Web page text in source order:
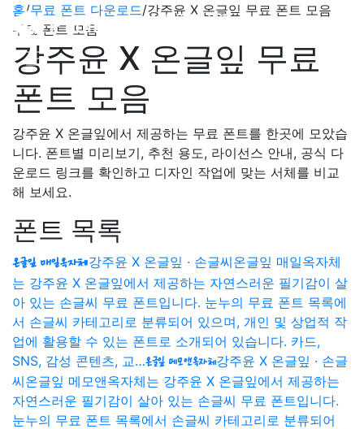
홈/무료 폰트 다운로드/강주윤 X 온글잎 무료 폰트 모음
무료 폰트 모음
강주윤 X 온글잎 무료
폰트 모음
강주윤 X 온글잎에서 제공하는 무료 폰트를 한곳에 모았습
니다. 폰트별 미리보기, 추천 용도, 라이선스 안내, 공식 다
운로드 링크를 확인하고 디자인 작업에 맞는 서체를 비교
해 보세요.
폰트 목록
온글잎 매일옥자체강주윤 X 온글잎 · 손글씨온글잎 매일옥자체
는 강주윤 X 온글잎에서 제공하는 자연스러운 필기감이 살
아 있는 손글씨 무료 폰트입니다. 눈누의 무료 폰트 목록에
서 손글씨 카테고리로 분류되어 있으며, 개인 및 상업적 작
업에 활용할 수 있는 폰트로 소개되어 있습니다. 카드,
SNS, 감성 콘텐츠, 교…온글잎 메모앤옥자체강주윤 X 온글잎 · 손글
씨온글잎 메모앤옥자체는 강주윤 X 온글잎에서 제공하는
자연스러운 필기감이 살아 있는 손글씨 무료 폰트입니다.
눈누의 무료 폰트 목록에서 손글씨 카테고리로 분류되어